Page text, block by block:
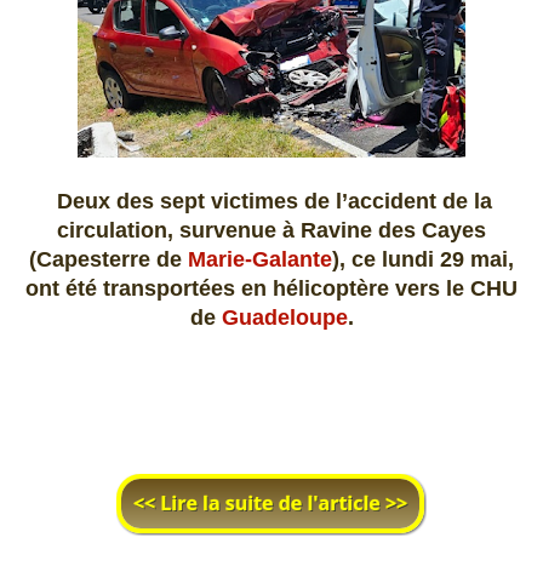
Deux des sept victimes de l’accident de la
circulation, survenue à Ravine des Cayes
(Capesterre de Marie-Galante), ce lundi 29 mai,
ont été transportées en hélicoptère vers le CHU
de Guadeloupe.